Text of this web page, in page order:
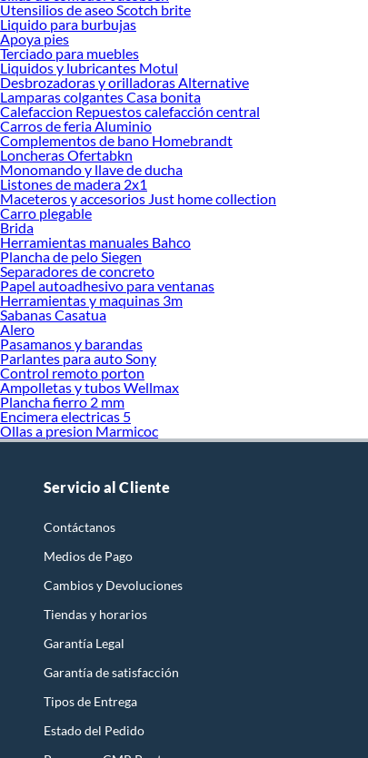
Utensilios de aseo Scotch brite
Liquido para burbujas
Apoya pies
Terciado para muebles
Liquidos y lubricantes Motul
Desbrozadoras y orilladoras Alternative
Lamparas colgantes Casa bonita
Calefaccion Repuestos calefacción central
Carros de feria Aluminio
Complementos de bano Homebrandt
Loncheras Ofertabkn
Monomando y llave de ducha
Listones de madera 2x1
Maceteros y accesorios Just home collection
Carro plegable
Brida
Herramientas manuales Bahco
Plancha de pelo Siegen
Separadores de concreto
Papel autoadhesivo para ventanas
Herramientas y maquinas 3m
Sabanas Casatua
Alero
Pasamanos y barandas
Parlantes para auto Sony
Control remoto porton
Ampolletas y tubos Wellmax
Plancha fierro 2 mm
Encimera electricas 5
Ollas a presion Marmicoc
Servicio al Cliente
Contáctanos
Medios de Pago
Cambios y Devoluciones
Tiendas y horarios
Garantía Legal
Garantía de satisfacción
Tipos de Entrega
Estado del Pedido